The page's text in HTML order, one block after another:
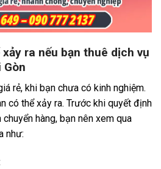
ra nếu bạn thuê dịch vụ
Gòn
rẻ, khi bạn chưa có kinh nghiệm.
có thể xảy ra. Trước khi quyết định
hàng, bạn nên xem qua
như: